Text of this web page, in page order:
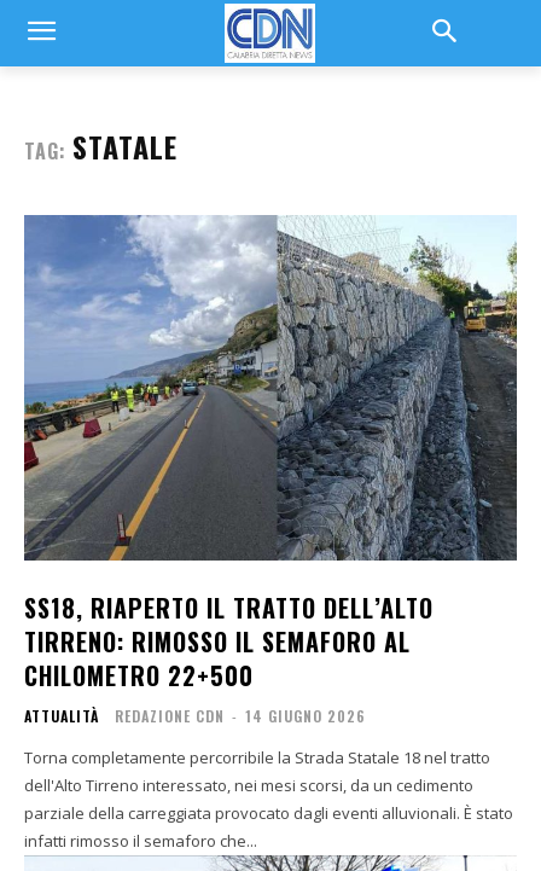
TAG: STATALE
SS18, RIAPERTO IL TRATTO DELL’ALTO
TIRRENO: RIMOSSO IL SEMAFORO AL
CHILOMETRO 22+500
ATTUALITÀ REDAZIONE CDN - 14 GIUGNO 2026
Torna completamente percorribile la Strada Statale 18 nel tratto
dell'Alto Tirreno interessato, nei mesi scorsi, da un cedimento
parziale della carreggiata provocato dagli eventi alluvionali. È stato
infatti rimosso il semaforo che...